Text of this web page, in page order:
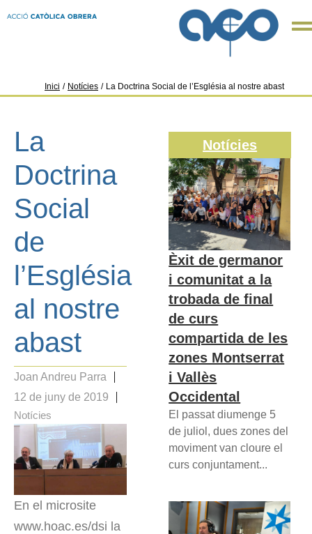
Inici / Notícies / La Doctrina Social de l’Església al nostre abast
La
Doctrina
Social
de
l’Església
al nostre
abast
Joan Andreu Parra
12 de juny de 2019
Notícies
En el microsite
www.hoac.es/dsi la
Notícies
Èxit de germanor
i comunitat a la
trobada de final
de curs
compartida de les
zones Montserrat
i Vallès
Occidental
El passat diumenge 5
de juliol, dues zones del
moviment van cloure el
curs conjuntament...